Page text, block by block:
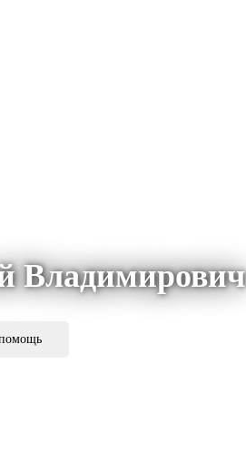
Владимирович